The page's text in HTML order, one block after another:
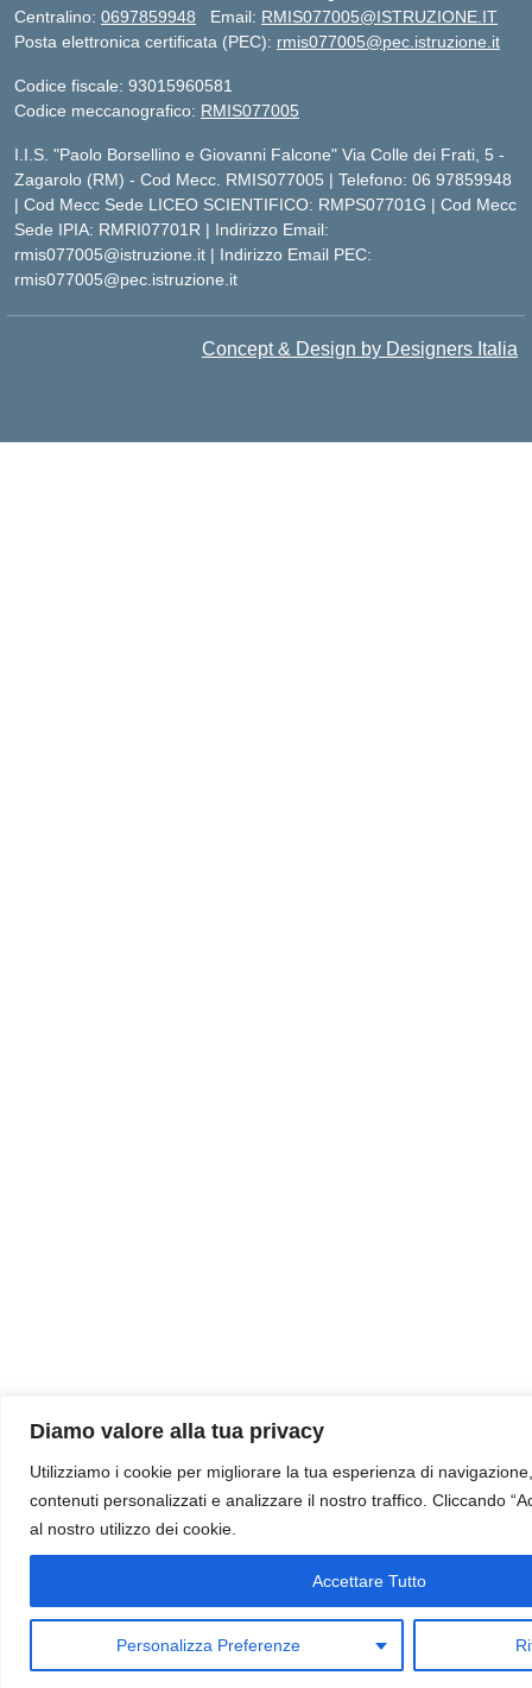
Diamo valore alla tua privacy
Utilizziamo i cookie per migliorare la tua esperienza di
contenuti personalizzati e analizzare il nostro traffico. Cliccando
al nostro utilizzo dei cookie.
Personalizza Preferenze
Accettare Tutto
Centralino: 0697859948 Email: RMIS077005@ISTRUZIONE.IT
Posta elettronica certificata (PEC): rmis077005@pec.istruzione.it
Codice fiscale: 93015960581
Codice meccanografico: RMIS077005
I.I.S. "Paolo Borsellino e Giovanni Falcone" Via Colle dei Frati, 5 -
Zagarolo (RM) - Cod Mecc. RMIS077005 | Telefono: 06 97859948
| Cod Mecc Sede LICEO SCIENTIFICO: RMPS07701G | Cod Mecc
Sede IPIA: RMRI07701R | Indirizzo Email:
rmis077005@istruzione.it | Indirizzo Email PEC:
rmis077005@pec.istruzione.it
Concept & Design by Designers Italia